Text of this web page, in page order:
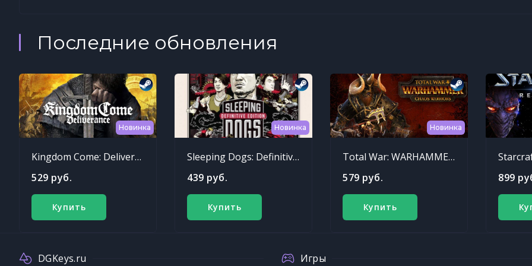
Последние обновления
Новинка
Kingdom Come: Deliverance
529 руб.
Купить
Новинка
Sleeping Dogs: Definitive Edition
439 руб.
Купить
Новинка
Total War: WARHAMMER - Chaos Warriors Race Pack
579 руб.
Купить
899
DGKeys.ru Игры